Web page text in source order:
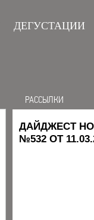
ДЕГУСТАЦИИ
РАССЫЛКИ
ДАЙДЖЕСТ
№532 ОТ